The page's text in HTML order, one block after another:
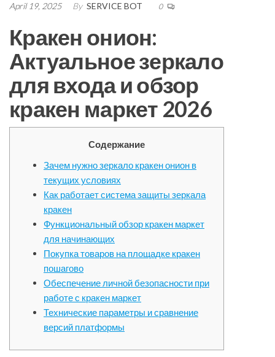
April 19, 2025 By SERVICE BOT 0
Кракен онион:
Актуальное зеркало
для входа и обзор
кракен маркет 2026
Содержание
Зачем нужно зеркало кракен онион в
текущих условиях
Как работает система защиты зеркала
кракен
Функциональный обзор кракен маркет
для начинающих
Покупка товаров на площадке кракен
пошагово
Обеспечение личной безопасности при
работе с кракен маркет
Технические параметры и сравнение
версий платформы